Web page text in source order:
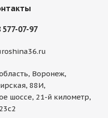
577-07-97
Воронеж,
88И,
шоссе, 21-й километр,